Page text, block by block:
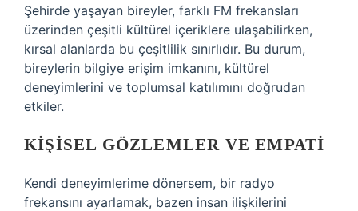
Şehirde yaşayan bireyler, farklı FM frekansları
üzerinden çeşitli kültürel içeriklere ulaşabilirken,
kırsal alanlarda bu çeşitlilik sınırlıdır. Bu durum,
bireylerin bilgiye erişim imkanını, kültürel
deneyimlerini ve toplumsal katılımını doğrudan
etkiler.
KIŞISEL GÖZLEMLER VE EMPATI
Kendi deneyimlerime dönersem, bir radyo
frekansını ayarlamak, bazen insan ilişkilerini